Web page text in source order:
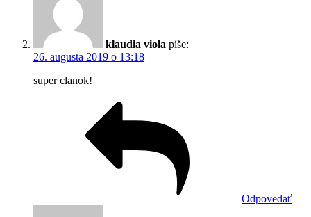
klaudia viola píše:
26. augusta 2019 o 13:18
super clanok!
Odpovedať